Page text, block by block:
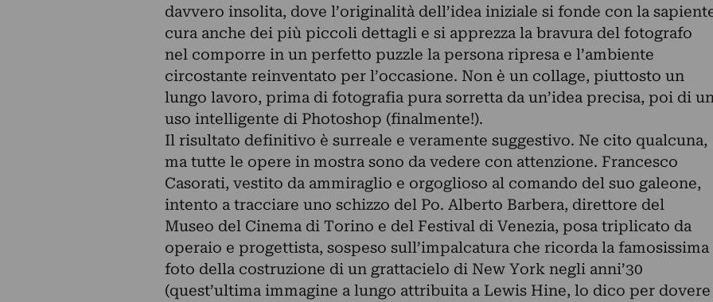
davvero insolita, dove l’originalità dell’idea iniziale si fonde con la
cura anche dei più piccoli dettagli e si apprezza la bravura del fotografo
nel comporre in un perfetto puzzle la persona ripresa e l’ambiente
circostante reinventato per l’occasione. Non è un collage, piuttosto un
lungo lavoro, prima di fotografia pura sorretta da un’idea precisa, poi di
uso intelligente di Photoshop (finalmente!).
Il risultato definitivo è surreale e veramente suggestivo. Ne cito qualcuna,
ma tutte le opere in mostra sono da vedere con attenzione. Francesco
Casorati, vestito da ammiraglio e orgoglioso al comando del suo galeone,
intento a tracciare uno schizzo del Po. Alberto Barbera, direttore del
Museo del Cinema di Torino e del Festival di Venezia, posa triplicato da
operaio e progettista, sospeso sull’impalcatura che ricorda la famosissima
foto della costruzione di un grattacielo di New York negli anni’30
(quest’ultima immagine a lungo attribuita a Lewis Hine, lo dico per dovere